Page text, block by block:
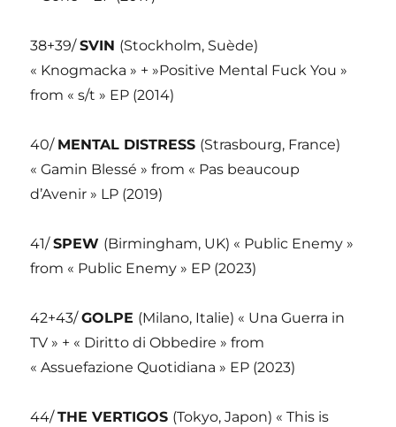
38+39/SVIN (Stockholm, Suède)
« Knogmacka » + »Positive Mental Fuck You »
from « s/t » EP (2014)
40/ MENTAL DISTRESS (Strasbourg, France)
« Gamin Blessé » from « Pas beaucoup
d’Avenir » LP (2019)
41/SPEW (Birmingham, UK) « Public Enemy »
from « Public Enemy » EP (2023)
42+43/GOLPE (Milano, Italie) « Una Guerra in
TV » + « Diritto di Obbedire » from
« Assuefazione Quotidiana » EP (2023)
44/THE VERTIGOS (Tokyo, Japon) « This is